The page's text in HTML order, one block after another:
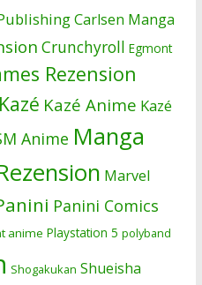
Carlsen Manga
Crunchyroll Egmont
Rezension
Kazé Kazé Anime Kazé
Anime Manga
Marvel
Panini Comics
anime Playstation 5 polyband
Shogakukan Shueisha